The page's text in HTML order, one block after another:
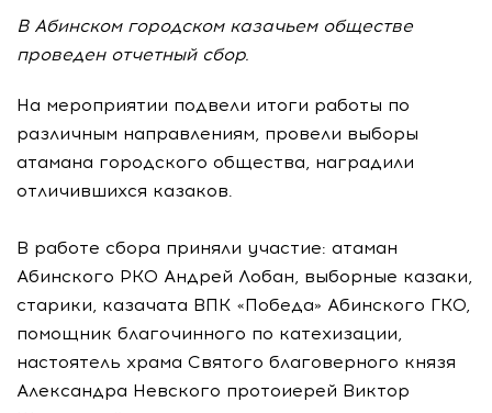
В Абинском городском казачьем обществе
проведен отчетный сбор.
На мероприятии подвели итоги работы по
различным направлениям, провели выборы
атамана городского общества, наградили
отличившихся казаков.
В работе сбора приняли участие: атаман
Абинского РКО Андрей Лобан, выборные казаки,
старики, казачата ВПК «Победа» Абинского ГКО,
помощник благочинного по катехизации,
настоятель храма Святого благоверного князя
Александра Невского протоиерей Виктор